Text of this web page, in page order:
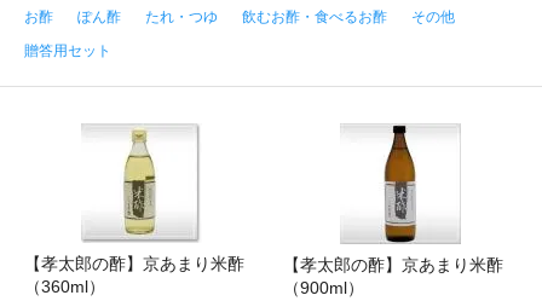
お酢 ぽん酢 たれ・つゆ 飲むお酢・食べるお酢
その他
贈答用セット
【孝太郎の酢】京あまり米酢
（360ml）
【孝太郎の酢】京あまり米酢
（900ml）